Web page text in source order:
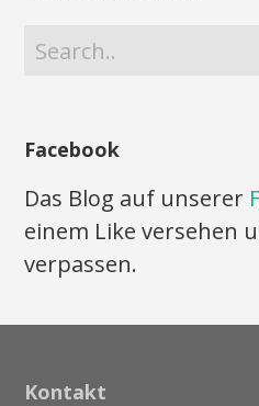
Facebook
Das Blog auf unserer
einem Like versehen
verpassen.
Kontakt